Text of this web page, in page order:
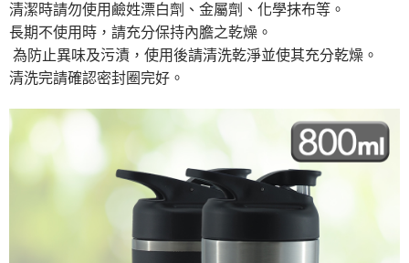
是否繳費成功／繳費後需取消欲退款等相關疑問，請聯繫「AFTEE先享後付
客戶支援中心」
https://netprotections.freshdesk.com/support/home
【注意事項】
１．透過由恩沛科技股份有限公司提供之「AFTEE先享後付」服務完成之交
權轉讓予恩沛科技股份有限公司。
２．關於個人資料處理事宜，請瀏覽以下網址：
https://aftee.tw/terms/#terms3
３．未成年的使用者請事先徵得法定代理人或監護人之同意方可使用
「AFTEE先享後付」，若未經同意申辦者引起之損失，本公司不負相關責
４．使用「AFTEE先享後付」時，將依據個別帳號之用戶狀況，依本公司即
時審查核予不同之上限額度；若仍有額度不足之情形，本公司將視審查結果
請求用戶進行身份認證。
５．嚴禁一人註冊多個帳號或使用他人資訊註冊。若發現惡意使用之情形，
7-11取貨付款三天
每筆NT$60，滿NT$490(含以上)免運費
7-11離島取貨付款
每筆NT$100，滿NT$1,000(含以上)免運費
付款後7-11取貨
每筆NT$60，滿NT$490(含以上)免運費
本島宅配1~2天後到
每筆NT$80，滿NT$490(含以上)免運費
清潔時請勿使用鹼姓漂白劑、金屬劑、化學抹布等。
長期不使用時，請充分保持內膽之乾燥。
為防止異味及污漬，使用後請清洗乾淨並使其充分乾燥。
清洗完請確認密封圈完好。